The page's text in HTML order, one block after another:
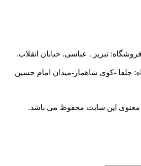
تبریز . عباسی. خیابان انقلاب.
جلفا -کوی شاهمار-میدان امام حسین
این سایت محفوظ می باشد.